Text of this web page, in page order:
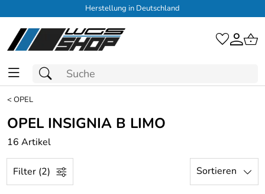
Herstellung in Deutschland
<OPEL
OPEL INSIGNIA B LIMO
16 Artikel
Filter (2) Sortieren